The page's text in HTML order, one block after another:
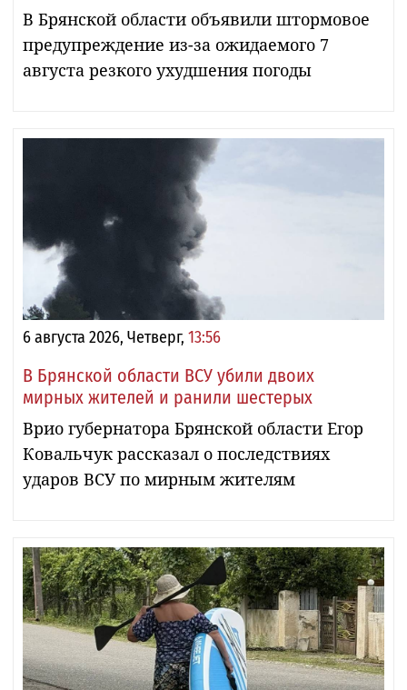
В Брянской области объявили штормовое
предупреждение из-за ожидаемого 7
августа резкого ухудшения погоды
6 августа 2026, Четверг, 13:56
В Брянской области ВСУ убили двоих
мирных жителей и ранили шестерых
Врио губернатора Брянской области Егор
Ковальчук рассказал о последствиях
ударов ВСУ по мирным жителям